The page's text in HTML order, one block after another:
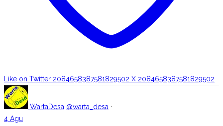
Like on Twitter 2084658387581829502 X 2084658387581829502
WartaDesa @warta_desa ·
4 Agu